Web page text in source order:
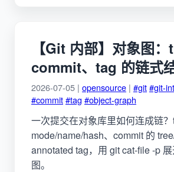
【Git 内部】对象图：
commit、tag 的链式
2026-07-05 | opensource | #git#git-
#commit#tag #object-graph
一次提交在对象库里如何连成链
mode/name/hash、commit 的
annotated tag，用 git cat-file -p
图。